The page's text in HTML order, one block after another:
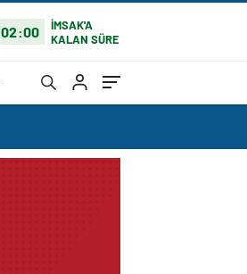
02:00
İMSAK'A
KALAN SÜRE